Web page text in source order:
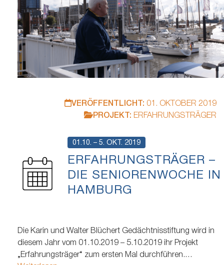
VERÖFFENTLICHT: 01. OKTOBER 2019
PROJEKT: ERFAHRUNGSTRÄGER
ERFAHRUNGSTRÄGER –
DIE SENIORENWOCHE IN
HAMBURG
01.10. – 5. OKT. 2019
Die Karin und Walter Blüchert Gedächtnisstiftung wird in
diesem Jahr vom 01.10.2019 – 5.10.2019 ihr Projekt
„Erfahrungsträger“ zum ersten Mal durchführen.